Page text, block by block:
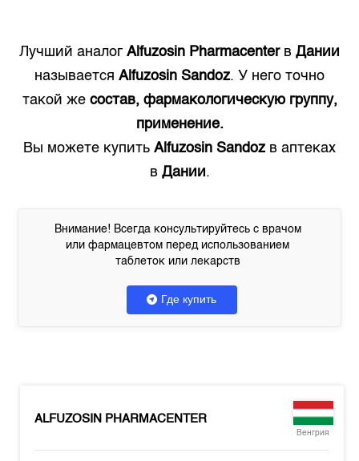
Лучший аналог Alfuzosin Pharmacenterв Дании
называется Alfuzosin Sandoz. У него точно
такой же состав, фармакологическую группу,
применение.
Вы можете купить Alfuzosin Sandoz в аптеках
в Дании.
Внимание! Всегда консультируйтесь с врачом
или фармацевтом перед использованием
таблеток или лекарств
Где купить
ALFUZOSIN PHARMACENTER
Венгрия